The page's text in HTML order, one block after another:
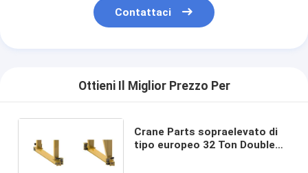
Contattaci
Ottieni Il Miglior Prezzo Per
Crane Parts sopraelevato di
tipo europeo 32 Ton Double